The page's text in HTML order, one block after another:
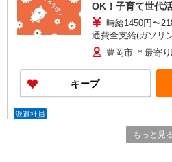
OK！子育て世代
時給1450円〜
通費全支給(ガソリ
豊岡市 ＊最寄
キープ
派遣社員
株式会社kotrio /●KB-H-1856386
豊岡駅＊高級シ
もっと見